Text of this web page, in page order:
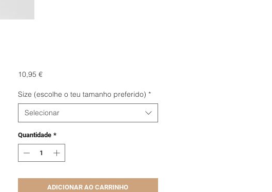
10,95 €Preço
Size (escolhe o teu tamanho preferido) *
Selecionar
Quantidade *
ADICIONAR AO CARRINHO